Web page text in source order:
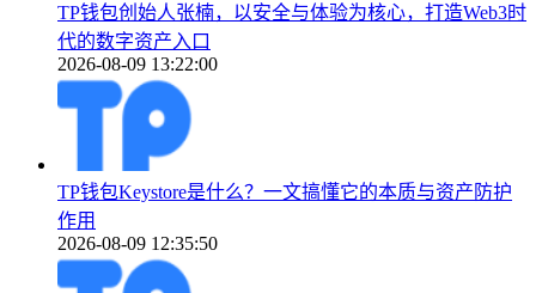
TP钱包创始人张楠，以安全与体验为核心，打造Web3时
代的数字资产入口
2026-08-09 13:22:00
TP钱包Keystore是什么？一文搞懂它的本质与资产防护
作用
2026-08-09 12:35:50